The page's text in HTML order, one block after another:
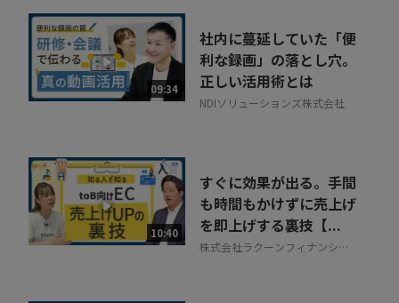
09:34
社内に蔓延していた「便
利な録画」の落とし穴。
正しい活用術とは
NDIソリューションズ株式会社
10:40
すぐに効果が出る。手間
も時間もかけずに売上げ
を即上げする裏技【...
株式会社ラクーンフィナンシャ